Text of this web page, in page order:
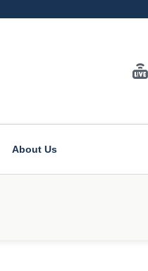
About Us